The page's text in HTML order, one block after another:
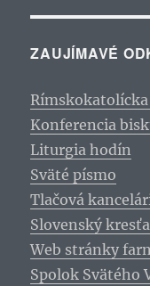
ZAUJÍMAVÉ
Konferencia
Liturgia hodín
Sväté písmo
Tlačová
Slovenský
Web stránky
Spolok Svätého